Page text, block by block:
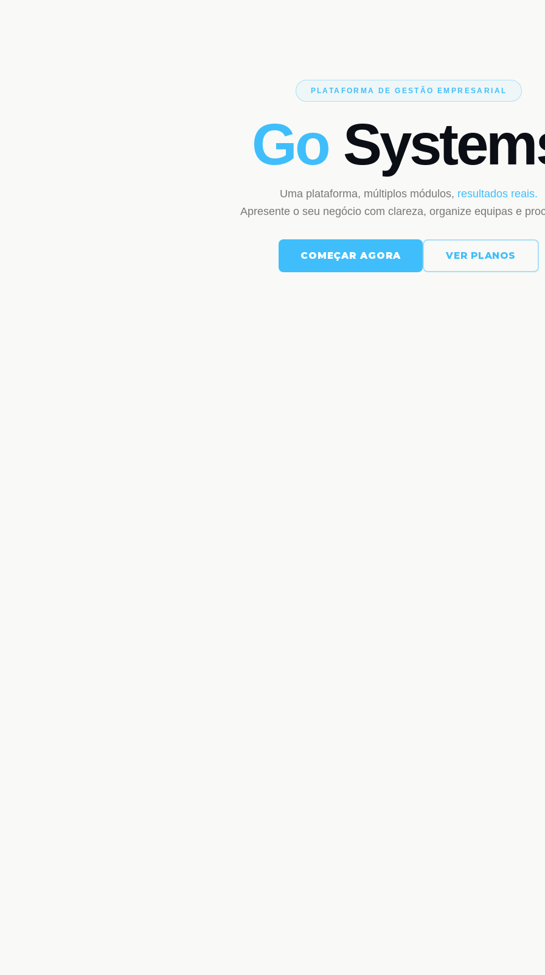
PLATAFORMA DE GESTÃO EMPRESARIAL
Go
Uma plataforma, múltiplos módulos, resultados reais.
Apresente o seu negócio com clareza, organize equipas e
COMEÇAR AGORA VER PLANOS